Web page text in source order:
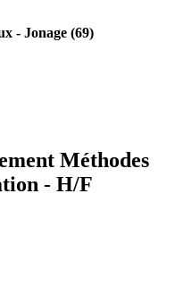
- Jonage (69)
Méthodes
- H/F